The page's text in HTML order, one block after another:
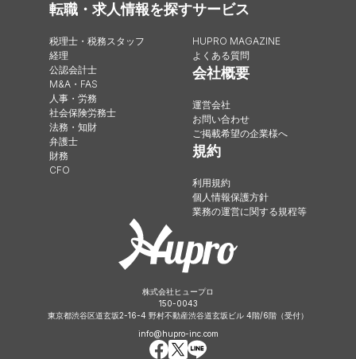
転職・求人情報を探す
税理士・税務スタッフ
経理
公認会計士
M&A・FAS
人事・労務
社会保険労務士
法務・知財
弁護士
財務
CFO
サービス
HUPRO MAGAZINE
よくある質問
会社概要
運営会社
お問い合わせ
ご掲載希望の企業様へ
規約
利用規約
個人情報保護方針
業務の運営に関する規程等
株式会社ヒュープロ
150-0043
東京都渋谷区道玄坂2-16-4 野村不動産渋谷道玄坂ビル 4階/6階（受付）
info@hupro-inc.com